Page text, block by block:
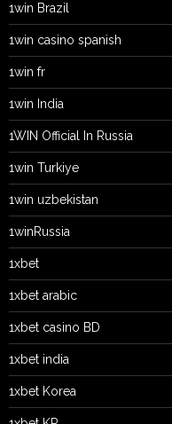
1win Brazil
1win casino spanish
1win fr
1win India
1WIN Official In Russia
1win Turkiye
1win uzbekistan
1winRussia
1xbet
1xbet arabic
1xbet casino BD
1xbet india
1xbet Korea